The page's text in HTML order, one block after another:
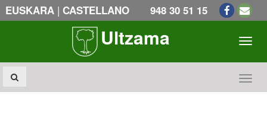
EUSKARA | CASTELLANO 948 30 51 15
Ultzama